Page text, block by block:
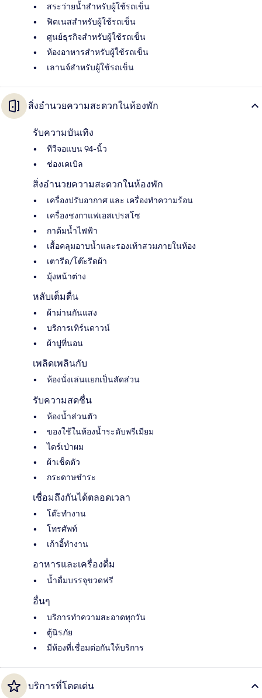
สระว่ายน้ำสำหรับผู้ใช้รถเข็น
ฟิตเนสสำหรับผู้ใช้รถเข็น
ศูนย์ธุรกิจสำหรับผู้ใช้รถเข็น
ห้องอาหารสำหรับผู้ใช้รถเข็น
เลานจ์สำหรับผู้ใช้รถเข็น
สิ่งอำนวยความสะดวกในห้องพัก
รับความบันเทิง
ทีวีจอแบน 94-นิ้ว
ช่องเคเบิล
สิ่งอำนวยความสะดวกในห้องพัก
เครื่องปรับอากาศ และ เครื่องทำความร้อน
เครื่องชงกาแฟเอสเปรสโซ
กาต้มน้ำไฟฟ้า
เสื้อคลุมอาบน้ำและรองเท้าสวมภายในห้อง
เตารีด/โต๊ะรีดผ้า
มุ้งหน้าต่าง
หลับเต็มตื่น
ผ้าม่านกันแสง
บริการเทิร์นดาวน์
ผ้าปูที่นอน
เพลิดเพลินกับ
ห้องนั่งเล่นแยกเป็นสัดส่วน
รับความสดชื่น
ห้องน้ำส่วนตัว
ของใช้ในห้องน้ำระดับพรีเมียม
ไดร์เป่าผม
ผ้าเช็ดตัว
กระดาษชำระ
เชื่อมถึงกันได้ตลอดเวลา
โต๊ะทำงาน
โทรศัพท์
เก้าอี้ทำงาน
อาหารและเครื่องดื่ม
น้ำดื่มบรรจุขวดฟรี
อื่นๆ
บริการทำความสะอาดทุกวัน
ตู้นิรภัย
มีห้องที่เชื่อมต่อกันให้บริการ
บริการที่โดดเด่น